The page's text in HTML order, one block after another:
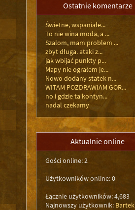
Ostatnie komentarze
Świetne, wspaniałe...
To nie wina moda, a ...
Szalom, mam problem ...
zbyt długa. ataki z...
jak wbijać punkty p...
Mapy nie ograłem je...
Nowo dodany statek n...
WITAM POZDRAWIAM GOR...
no i gdzie ta kontyn...
nadal czekamy
Aktualnie online
Gości online: 2
Użytkowników online: 0
Łącznie użytkowników: 4,683
Najnowszy użytkownik: Bartek